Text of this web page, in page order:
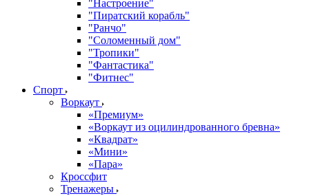
"Настроение"
"Пиратский корабль"
"Ранчо"
"Соломенный дом"
"Тропики"
"Фантастика"
"Фитнес"
Спорт
Воркаут
«Премиум»
«Воркаут из оцилиндрованного бревна»
«Квадрат»
«Мини»
«Пара»
Кроссфит
Тренажеры